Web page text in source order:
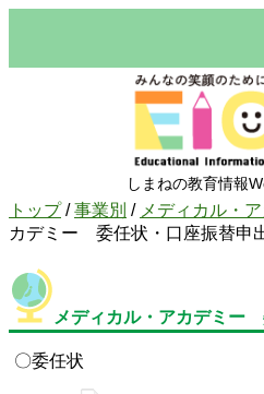
しまねの教育情報
現
在
位
置：
トップ/事業別 / メディカル・
カデミー 委任状・口座振替申
メディカル・アカデミー
〇委任状